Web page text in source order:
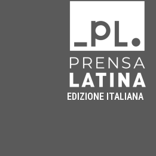
EDIZIONE ITALIANA